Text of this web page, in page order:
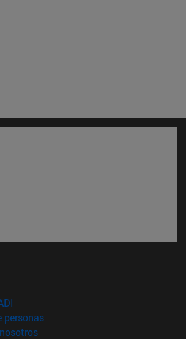
en nueva ventana)
personas(abre en nueva ventana)
(abre en nueva ventana)